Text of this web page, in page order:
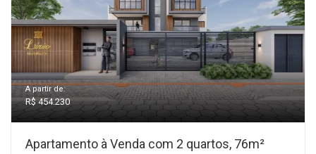
A partir de:
R$ 454.230
Apartamento à Venda com 2 quartos, 76m²